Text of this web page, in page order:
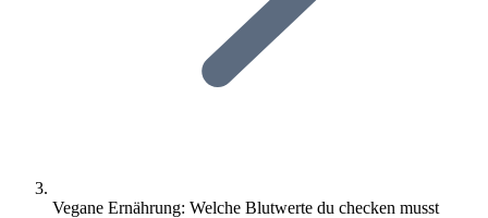
Vegane Ernährung: Welche Blutwerte du checken musst